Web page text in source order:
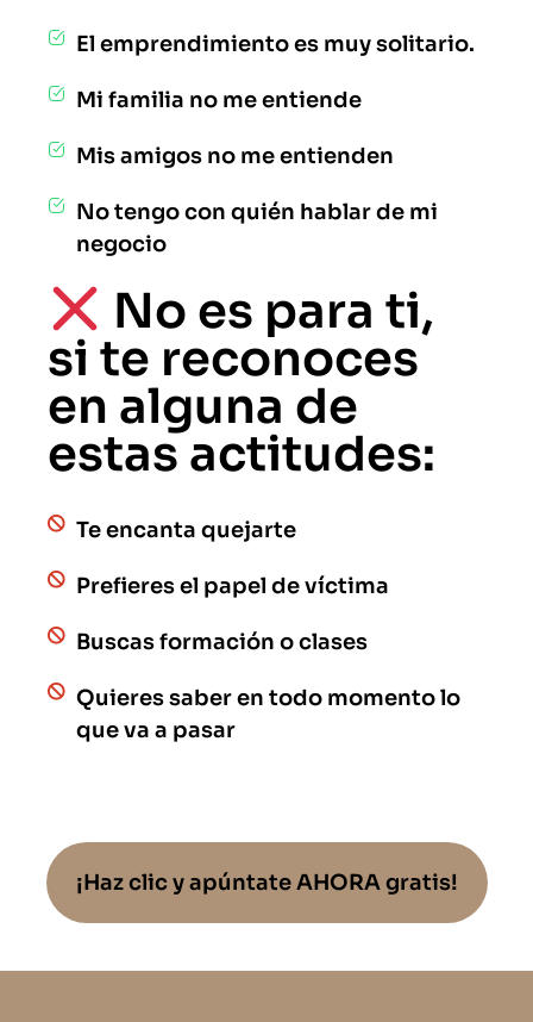
El emprendimiento es muy solitario.
Mi familia no me entiende
Mis amigos no me entienden
No tengo con quién hablar de mi
negocio
No es para ti,
si te reconoces
en alguna de
estas actitudes:
Te encanta quejarte
Prefieres el papel de víctima
Buscas formación o clases
Quieres saber en todo momento lo
que va a pasar
¡Haz clic y apúntate AHORA gratis!